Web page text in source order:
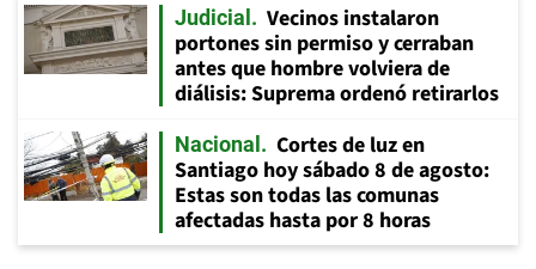
Judicial
Vecinos instalaron
portones sin permiso y cerraban
antes que hombre volviera de
diálisis: Suprema ordenó retirarlos
Nacional
Cortes de luz en
Santiago hoy sábado 8 de agosto:
Estas son todas las comunas
afectadas hasta por 8 horas